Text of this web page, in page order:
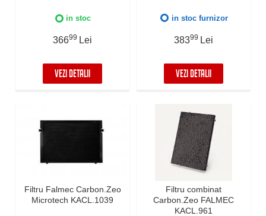
in stoc
36699 Lei
VEZI DETALII
in stoc furnizor
38399 Lei
VEZI DETALII
Filtru Falmec Carbon.Zeo
Microtech KACL.1039
Filtru combinat
Carbon.Zeo FALMEC
KACL.961